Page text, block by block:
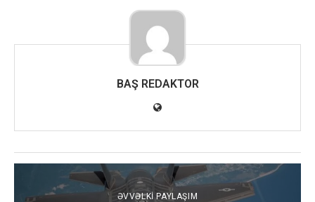
BAŞ REDAKTOR
ƏVVƏLKI PAYLAŞIM